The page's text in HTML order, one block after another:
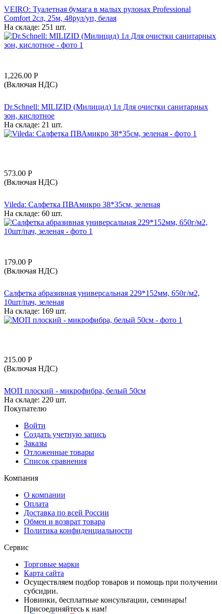
VEIRO: Туалетная бумага в малых рулонах Professional
Comfort 2сл, 25м, 48рул/уп, белая
На складе: 251 шт.
1,226.00 Р
(Включая НДС)
Dr.Schnell: MILIZID (Милицид) 1л Для очистки санитарных
зон, кислотное
На складе: 21 шт.
573.00 Р
(Включая НДС)
Vileda: Салфетка ПВАмикро 38*35см, зеленая
На складе: 60 шт.
179.00 Р
(Включая НДС)
Салфетка абразивная универсальная 229*152мм, 650г/м2,
10шт/пач, зеленая
На складе: 169 шт.
215.00 Р
(Включая НДС)
МОП плоский - микрофибра, белый 50см
На складе: 220 шт.
Покупателю
Войти
Создать учетную запись
Заказы
Отложенные товары
Список сравнения
Компания
О компании
Оплата
Доставка по всей России
Обмен и возврат товара
Политика конфиденциальности
Сервис
Торговые марки
Карта сайта
Осуществляем подбор товаров и помощь при получении
субсидии.
Новинки, бесплатные консультации, семинары!
Присоединяйтесь к нам!